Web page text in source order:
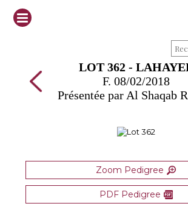
LOT 362 -
F. 08/02/2018
Présentée par Al Shaqab
Zoom Pedigree
PDF Pedigree